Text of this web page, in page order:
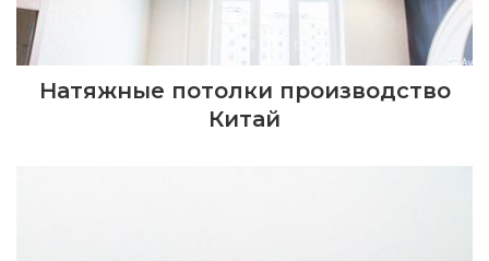
Натяжные потолки производство
Китай